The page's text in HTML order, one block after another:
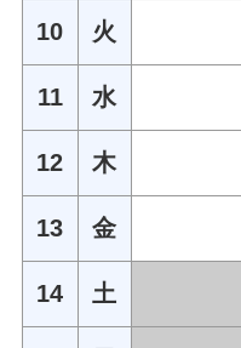
10 火
11 水
12 木
13 金
14 土